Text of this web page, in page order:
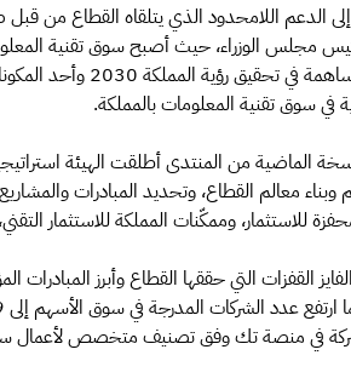
إلى الدعم اللامحدود الذي يتلقاه القطاع من
مجلس الوزراء، حيث أصبح سوق تقنية
الواعدة المساهمة
في سوق تقنية المعلومات بالمملكة.
الماضية من المنتدى أطلقت الهيئة
معالم القطاع، وتحديد المبادرات
للاستثمار، وممكّنات المملكة للاستثمار
القفزات التي حققها القطاع وأبرز المبادرات